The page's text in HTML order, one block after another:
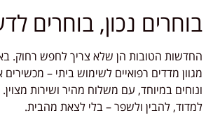
בוחרים נכון, בוחרים
החדשות הטובות הן שלא צריך לחפש רחוק.
מגוון מדדים רפואיים לשימוש ביתי –
ונוחים במיוחד, עם משלוח מהיר ושירות
למדוד, להבין ולשפר – בלי לצאת מהבית.